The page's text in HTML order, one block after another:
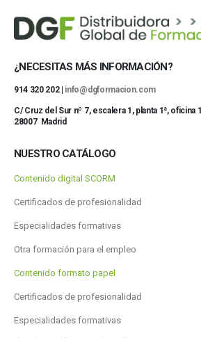
¿NECESITAS MÁS INFORMACIÓN?
914 320 202 | info@dgformacion.com
C/ Cruz del Sur nº 7, escalera 1, planta 1ª, oficina 1
28007 Madrid
NUESTRO CATÁLOGO
Contenido digital SCORM
Certificados de profesionalidad
Especialidades formativas
Otra formación para el empleo
Contenido formato papel
Certificados de profesionalidad
Especialidades formativas